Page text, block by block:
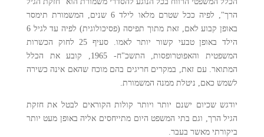
הרך", לפיה ככל שטרם מלאו לילד 6 שנים, המשמורת תימסר
באופן קבוע לאם, זאת מתוך תפיסה (פסיכולוגית) לפיה עד לגיל 6
הילד באופן טבעי קשור יותר לאמו. סעיף 25 לחוק הכשרות
המשפטית והאפוטרופסות, התשכ"ח- 1965, קובע את הכלל
המתואר. עם זאת, במקרים חריגים בהם מוכח שהאם אינה כשירה
לשמש כאם, ניטלת ממנה המשמורת.
יודגש שכיום ישנם יותר ויותר קולות הקוראים לבטל את חזקת
הגיל הרך, וגם בתי המשפט היום מתייחסים אליה באופן מעט יותר
ביקורתי מאשר בעבר.